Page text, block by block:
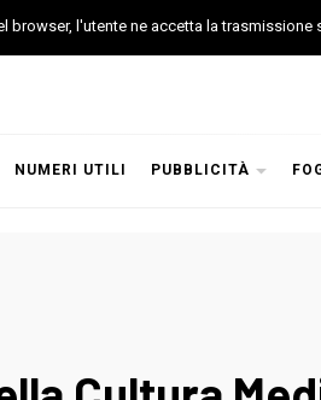
NUMERI UTILI PUBBLICITÀ
l'utente ne accetta la